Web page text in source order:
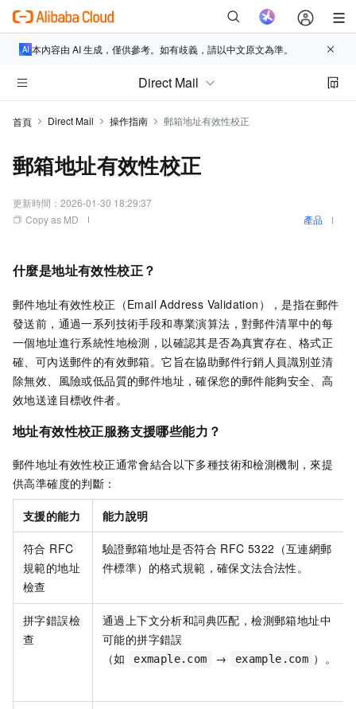
本內容由 AI 生成，僅供參考。如有歧義，請以中文原文為準。
Direct Mail
首頁 Direct Mail 操作指南 郵箱地址有效性校正
郵箱地址有效性校正
更新時間： 2026-01-30 18:29:37
Copy as MD
產品
什麼是地址有效性校正？
郵件地址有效性校正（Email Address Validation），是指在郵件
發送前，通過一系列技術手段和專業演算法，對郵件清單中的每
一個地址進行系統性地檢測，以確認其是否為真實存在、格式正
確、可內送郵件的有效郵箱。它旨在協助郵件行銷人員識別並清
除無效、風險或低品質的郵件地址，確保您的郵件能夠安全、高
效地送達目標收件者。
地址有效性校正服務支援哪些能力？
郵件地址有效性校正通常會結合以下多種技術和檢測機制，來提
供高準確度的判斷：
支援的能力 能力說明
符合 RFC
規範的地址
檢查
驗證郵箱地址是否符合 RFC 5322（互連網郵
件標準）的格式規範，確保文法合法性。
拼字錯誤檢
查
通過上下文分析和詞典匹配，檢測郵箱地址中
可能的拼字錯誤
（如
exmaple.com → example.com ）。